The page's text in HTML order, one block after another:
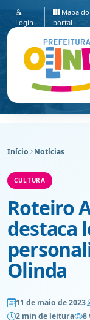
Login
Mapa do
portal
Início Notícias
CULTURA
Roteiro
destaca
Olinda
11 de maio de 2023
2 min de leitura
8